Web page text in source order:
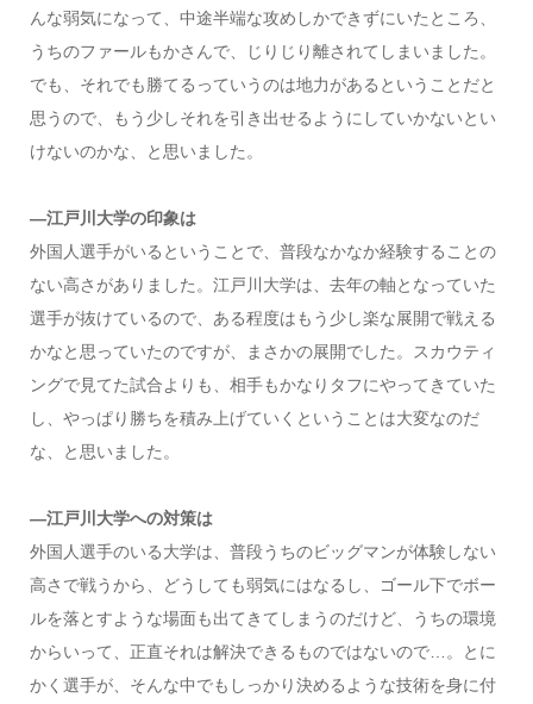
んな弱気になって、中途半端な攻めしかできずにいたところ、
うちのファールもかさんで、じりじり離されてしまいました。
でも、それでも勝てるっていうのは地力があるということだと
思うので、もう少しそれを引き出せるようにしていかないとい
けないのかな、と思いました。
―江戸川大学の印象は
外国人選手がいるということで、普段なかなか経験することの
ない高さがありました。江戸川大学は、去年の軸となっていた
選手が抜けているので、ある程度はもう少し楽な展開で戦える
かなと思っていたのですが、まさかの展開でした。スカウティ
ングで見てた試合よりも、相手もかなりタフにやってきていた
し、やっぱり勝ちを積み上げていくということは大変なのだ
な、と思いました。
―江戸川大学への対策は
外国人選手のいる大学は、普段うちのビッグマンが体験しない
高さで戦うから、どうしても弱気にはなるし、ゴール下でボー
ルを落とすような場面も出てきてしまうのだけど、うちの環境
からいって、正直それは解決できるものではないので…。とに
かく選手が、そんな中でもしっかり決めるような技術を身に付